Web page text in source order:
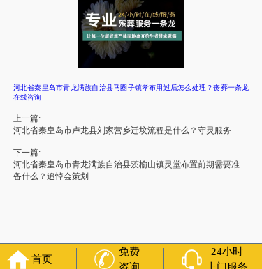
河北省秦皇岛市青龙满族自治县马圈子镇孝布用过后怎么处理？丧葬一条龙
在线咨询
上一篇:
河北省秦皇岛市卢龙县刘家营乡迁坟流程是什么？守灵服务
下一篇:
河北省秦皇岛市青龙满族自治县茨榆山镇灵堂布置前期需要准
备什么？追悼会策划
首页
免费
24小时